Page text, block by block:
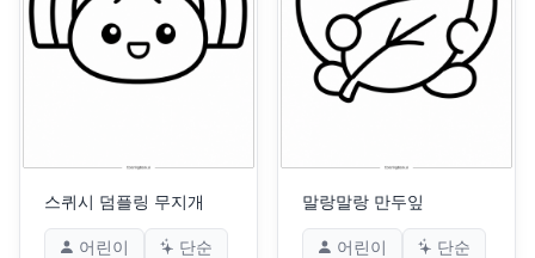
스퀴시 덤플링 무지개
어린이
단순
말랑말랑 만두잎
어린이
단순